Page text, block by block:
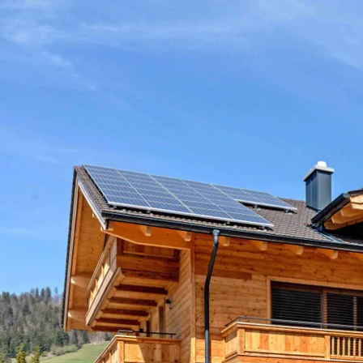
Mountainbiken
Chiemsee &
Aktivitäten für die Familie
Winter
Golfen
&
Orte